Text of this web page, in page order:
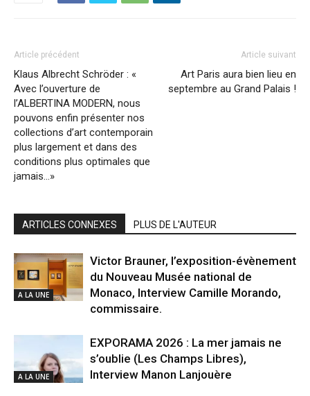
Article précédent
Klaus Albrecht Schröder : «
Avec l’ouverture de
l’ALBERTINA MODERN, nous
pouvons enfin présenter nos
collections d’art contemporain
plus largement et dans des
conditions plus optimales que
jamais…»
Article suivant
Art Paris aura bien lieu en
septembre au Grand Palais !
ARTICLES CONNEXES PLUS DE L'AUTEUR
A LA UNE
Victor Brauner, l’exposition-évènement
du Nouveau Musée national de
Monaco, Interview Camille Morando,
commissaire.
A LA UNE
EXPORAMA 2026 : La mer jamais ne
s’oublie (Les Champs Libres),
Interview Manon Lanjouère